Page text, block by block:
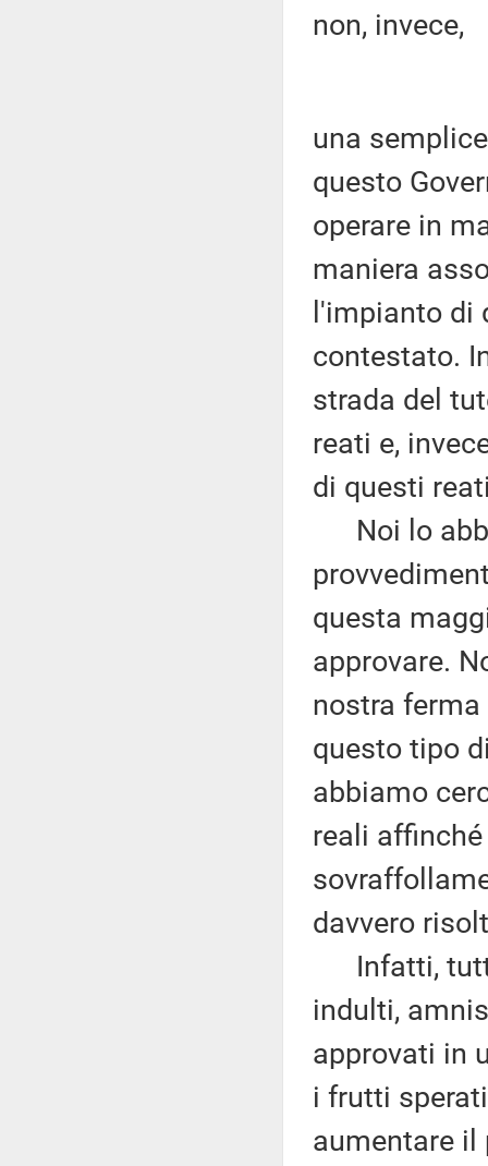
non, invece,
una
questo
operare in
maniera
l'impianto di
contestato.
strada del
reati e,
di questi
Noi lo
questa
approvare.
nostra
questo tipo
abbiamo
reali
davvero
Infatti, tutti
indulti,
approvati in
i frutti
aumentare il